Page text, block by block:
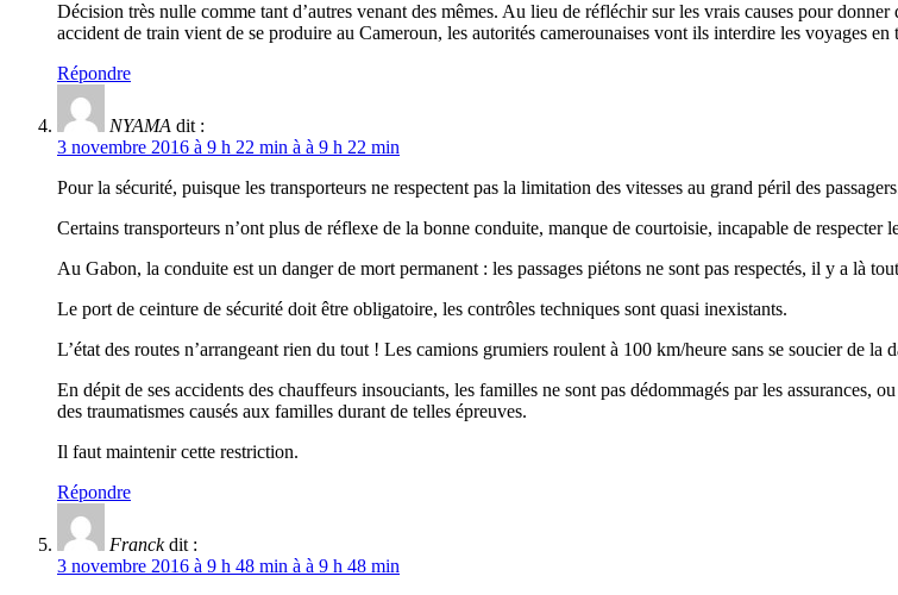
Décision très nulle comme tant d’autres venant des mêmes. Au lieu de réfléchir sur les vrais causes pour
accident de train vient de se produire au Cameroun, les autorités camerounaises vont ils interdire les voyages
Répondre
NYAMA dit :
3 novembre 2016 à 9 h 22 min à à 9 h 22 min
Pour la sécurité, puisque les transporteurs ne respectent pas la limitation des vitesses au grand péril des
Certains transporteurs n’ont plus de réflexe de la bonne conduite, manque de courtoisie, incapable de respecter
Au Gabon, la conduite est un danger de mort permanent : les passages piétons ne sont pas respectés, il y a là
Le port de ceinture de sécurité doit être obligatoire, les contrôles techniques sont quasi inexistants.
L’état des routes n’arrangeant rien du tout ! Les camions grumiers roulent à 100 km/heure sans se soucier de la
En dépit de ses accidents des chauffeurs insouciants, les familles ne sont pas dédommagés par les
des traumatismes causés aux familles durant de telles épreuves.
Il faut maintenir cette restriction.
Répondre
Franck dit :
3 novembre 2016 à 9 h 48 min à à 9 h 48 min